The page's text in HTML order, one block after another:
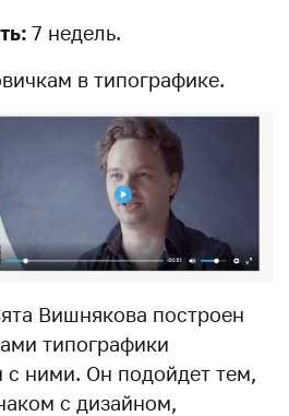
7 недель.
в типографике.
Вишнякова построен
типографики
с ними. Он подойдет тем,
с дизайном,